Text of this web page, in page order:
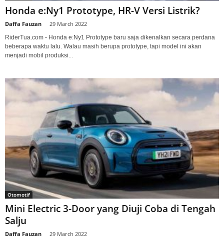
Honda e:Ny1 Prototype, HR-V Versi Listrik?
Daffa Fauzan 29 March 2022
RiderTua.com - Honda e:Ny1 Prototype baru saja dikenalkan secara perdana
beberapa waktu lalu. Walau masih berupa prototype, tapi model ini akan
menjadi mobil produksi...
Otomotif
Mini Electric 3-Door yang Diuji Coba di Tengah
Salju
Daffa Fauzan 29 March 2022